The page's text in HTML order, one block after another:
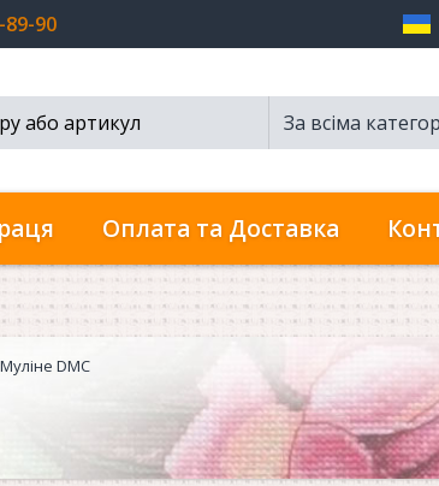
89-90
За всіма
Оплата та Доставка
Муліне DMC